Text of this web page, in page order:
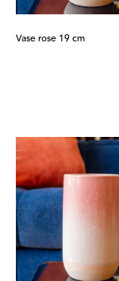
Vase rose 19 cm